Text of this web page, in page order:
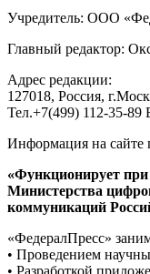
Учредитель: ООО
Главный редактор:
Адрес редакции:
127018, Россия,
Тел.+7(499) 112-35-89
Информация на сайте
«Функционирует
Министерства
коммуникаций
«ФедералПресс»
• Проведением
• Разработкой